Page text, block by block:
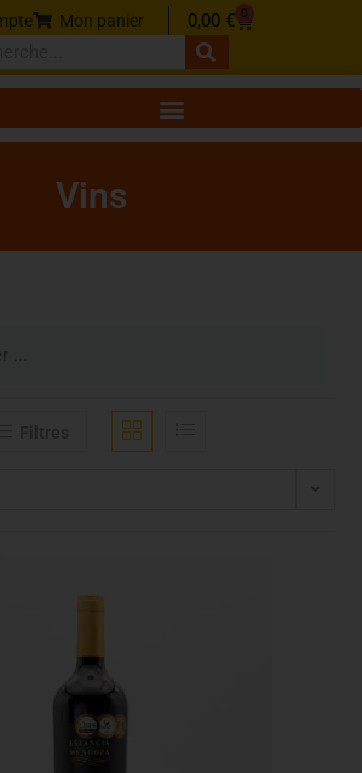
cookiesMon panier 0,00 € 0
Vins